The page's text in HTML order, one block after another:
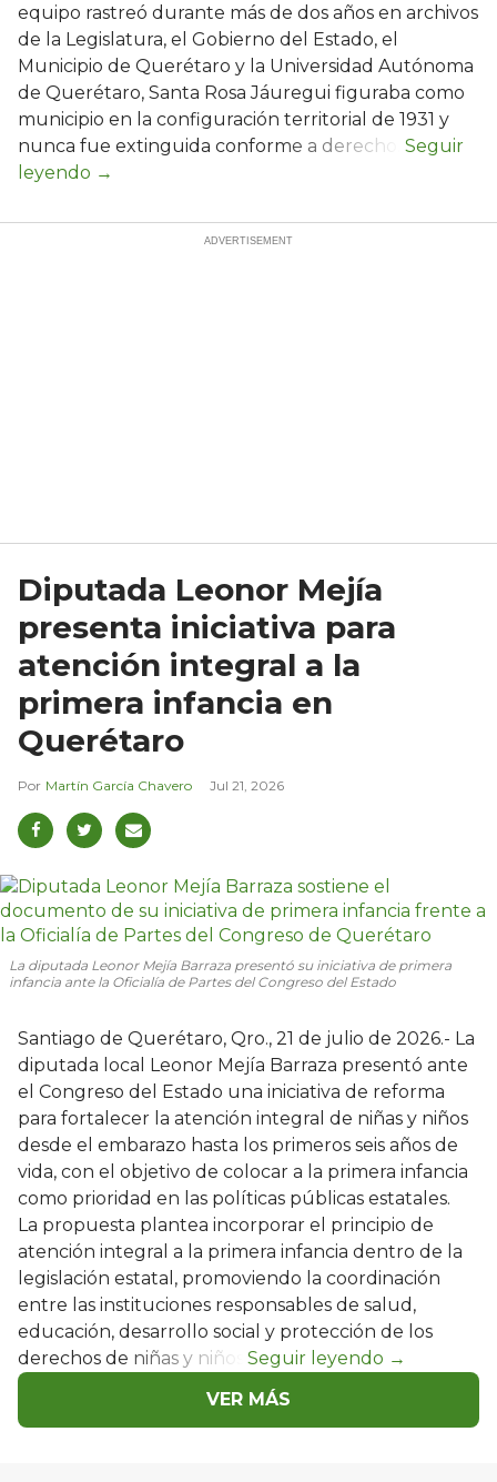
equipo rastreó durante más de dos años en archivos
de la Legislatura, el Gobierno del Estado, el
Municipio de Querétaro y la Universidad Autónoma
de Querétaro, Santa Rosa Jáuregui figuraba como
municipio en la configuración territorial de 1931 y
nunca fue extinguida conforme a derecho.
Diputada Leonor Mejía
presenta iniciativa para
atención integral a la
primera infancia en
Querétaro
Martín García Chavero Jul 21, 2026
La diputada Leonor Mejía Barraza presentó su iniciativa de primera
infancia ante la Oficialía de Partes del Congreso del Estado
Santiago de Querétaro, Qro., 21 de julio de 2026.- La
diputada local Leonor Mejía Barraza presentó ante
el Congreso del Estado una iniciativa de reforma
para fortalecer la atención integral de niñas y niños
desde el embarazo hasta los primeros seis años de
vida, con el objetivo de colocar a la primera infancia
como prioridad en las políticas públicas estatales.
La propuesta plantea incorporar el principio de
atención integral a la primera infancia dentro de la
legislación estatal, promoviendo la coordinación
entre las instituciones responsables de salud,
educación, desarrollo social y protección de los
derechos de niñas y niños.
VER MÁS